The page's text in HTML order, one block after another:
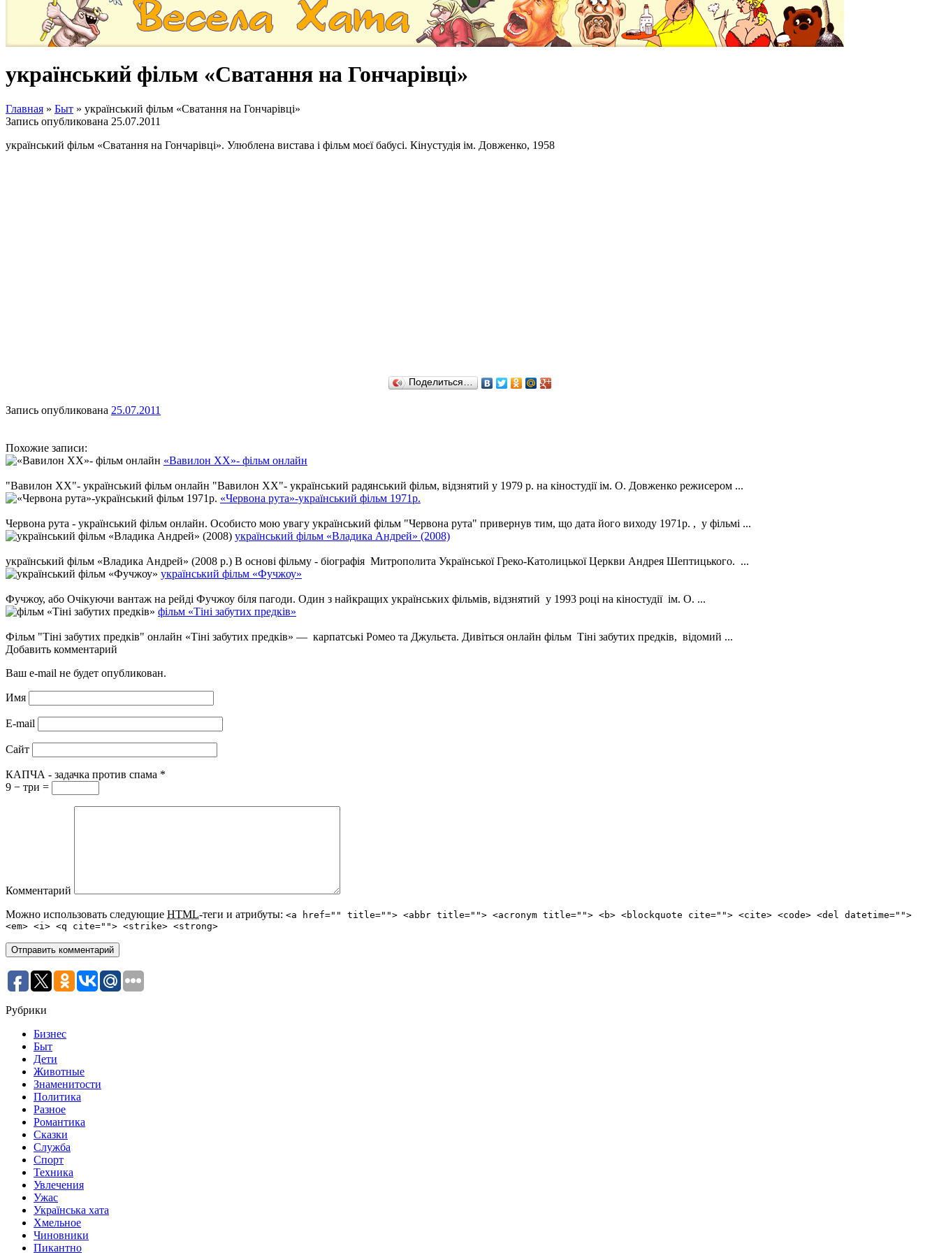
український фільм «Сватання на Гончарівці»
Главная » Быт » український фільм «Сватання на Гончарівці»
Запись опубликована 25.07.2011
український фільм «Сватання на Гончарівці». Улюблена вистава і фільм моєї бабусі. Кінустудія ім. Довженко, 1958
Поделиться…
Запись опубликована 25.07.2011
Похожие записи:
«Вавилон ХХ»- фільм онлайн
"Вавилон ХХ"- український фільм онлайн "Вавилон ХХ"- український радянський фільм, відзнятий у 1979 р. на кіностудії ім. О. Довженко режисером ...
«Червона рута»-український фільм 1971р.
Червона рута - український фільм онлайн. Особисто мою увагу український фільм "Червона рута" привернув тим, що дата його виходу 1971р. , у фільмі ...
український фільм «Владика Андрей» (2008)
український фільм «Владика Андрей» (2008 р.) В основі фільму - біографія Митрополита Української Греко-Католицької Церкви Андрея Шептицького. ...
український фільм «Фучжоу»
Фучжоу, або Очікуючи вантаж на рейді Фучжоу біля пагоди. Один з найкращих українських фільмів, відзнятий у 1993 році на кіностудії ім. О. ...
фільм «Тіні забутих предків»
Фільм "Тіні забутих предків" онлайн «Тіні забутих предків» — карпатські Ромео та Джульєта. Дивіться онлайн фільм Тіні забутих предків, відомий ...
Добавить комментарий
Ваш e-mail не будет опубликован.
Имя
E-mail
Сайт
КАПЧА - задачка против спама *
9 − три =
Комментарий
Можно использовать следующие HTML-теги и атрибуты: <a href="" title=""> <abbr title=""> <acronym title=""> <b> <blockquote cite=""> <cite> <code> <del datetime="">
<em> <i> <q cite=""> <strike> <strong>
Рубрики
Бизнес
Быт
Дети
Животные
Знаменитости
Политика
Разное
Романтика
Сказки
Служба
Спорт
Техника
Увлечения
Ужас
Українська хата
Хмельное
Чиновники
Пикантно